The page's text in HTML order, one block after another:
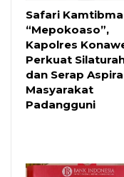
Safari
“Mepokoaso”,
Kapolres
Perkuat
dan Serap
Masyarakat
Padangguni